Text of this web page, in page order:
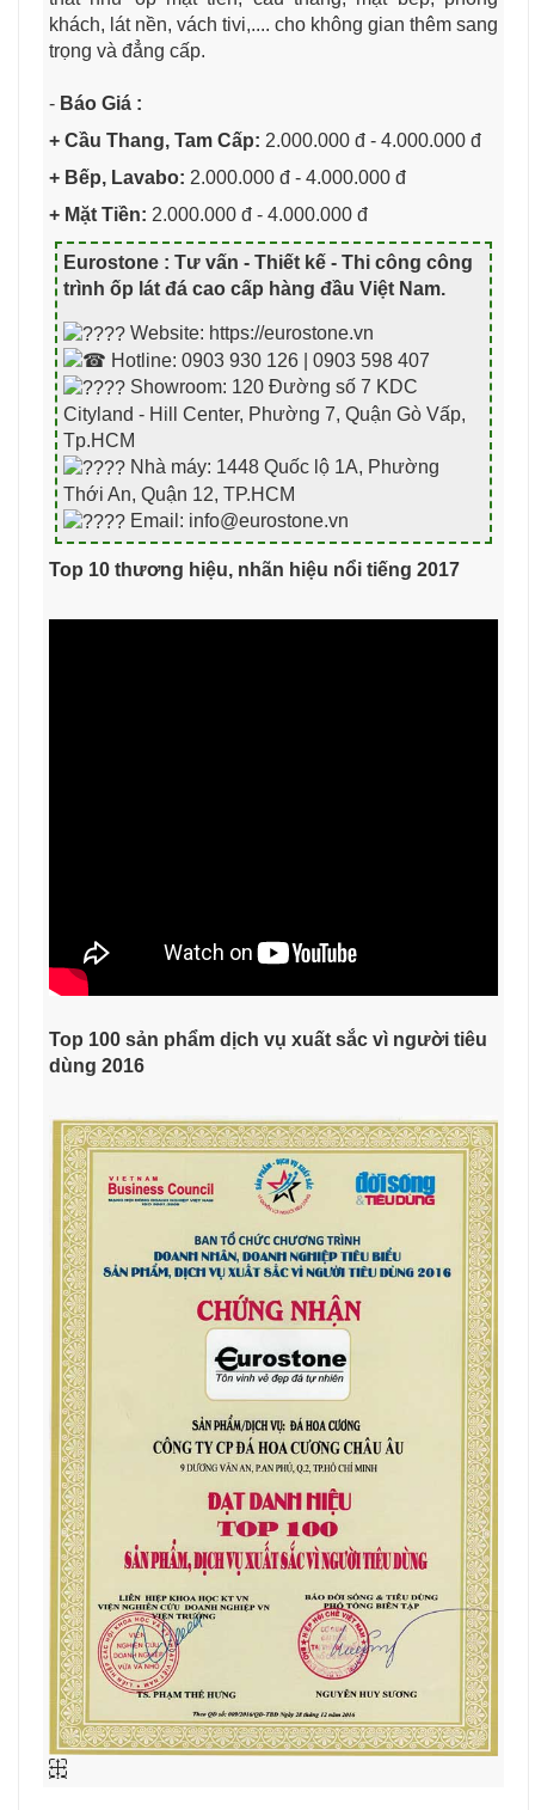
khách, lát nền, vách tivi,.... cho không gian thêm sang
trọng và đẳng cấp.
- Báo Giá :
+ Cầu Thang, Tam Cấp: 2.000.000 đ - 4.000.000 đ
+ Bếp, Lavabo: 2.000.000 đ - 4.000.000 đ
+ Mặt Tiền: 2.000.000 đ - 4.000.000 đ
Eurostone : Tư vấn - Thiết kế - Thi công công
trình ốp lát đá cao cấp hàng đầu Việt Nam.
Website: https://eurostone.vn
Hotline: 0903 930 126 | 0903 598 407
Showroom: 120 Đường số 7 KDC
Cityland - Hill Center, Phường 7, Quận Gò Vấp,
Tp.HCM
Nhà máy: 1448 Quốc lộ 1A, Phường
Thới An, Quận 12, TP.HCM
Email: info@eurostone.vn
Top 10 thương hiệu, nhãn hiệu nổi tiếng 2017
Top 100 sản phẩm dịch vụ xuất sắc vì người tiêu
dùng 2016